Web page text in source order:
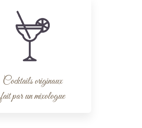
Cocktails originaux
fait par un mixologue